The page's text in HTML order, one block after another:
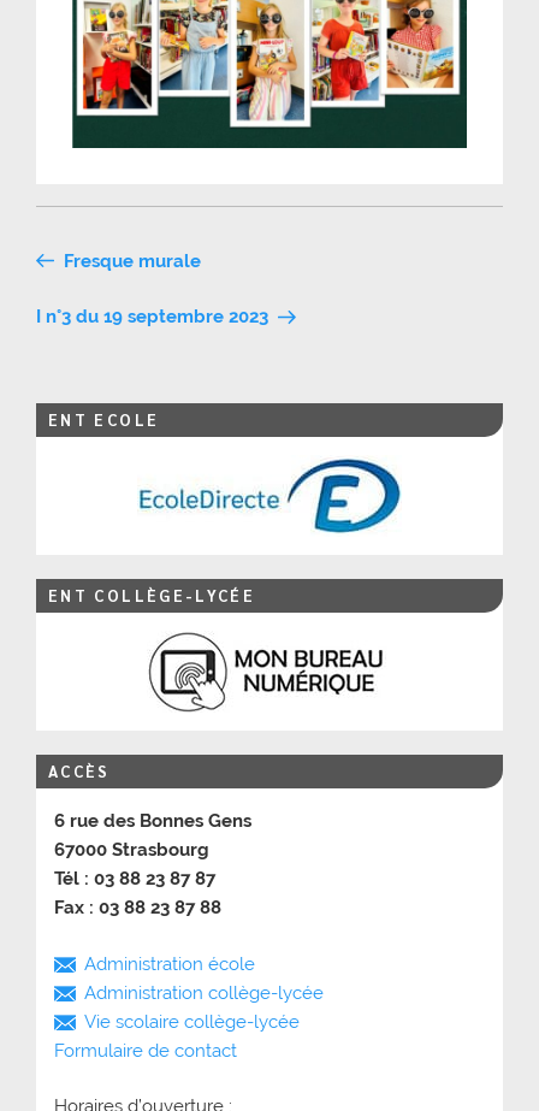
Navigation
de
Fresque murale
I n°3 du 19 septembre 2023
ENT ECOLE
ENT COLLÈGE-LYCÉE
ACCÈS
6 rue des Bonnes Gens
67000 Strasbourg
Tél : 03 88 23 87 87
Fax : 03 88 23 87 88
Administration école
Administration collège-lycée
Vie scolaire collège-lycée
Formulaire de contact
Horaires d’ouverture :